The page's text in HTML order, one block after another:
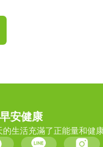
安健康
的生活充滿了正能量和健